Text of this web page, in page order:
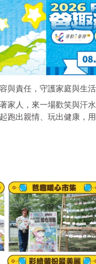
責任，守護家庭與生活
家人，來一場歡笑與汗
出親情、玩出健康，